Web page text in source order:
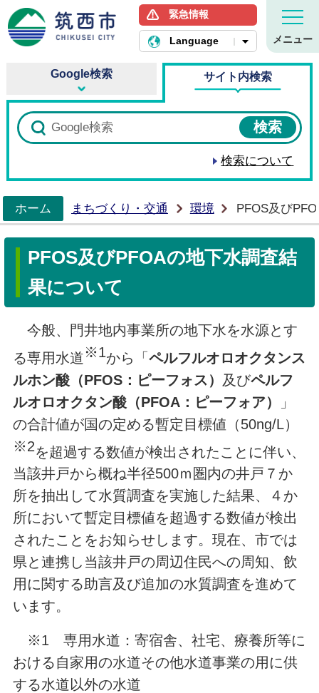
筑西市ホームページ
緊急情報
Language メニュー
Google検索 サイト内検索
検索について
ホーム
まちづくり・交通 環境 PFOS及び
PFOS及びPFOAの地下水調査結
果について
今般、門井地内事業所の地下水を水源とす
る専用水道※1から「ペルフルオロオクタンス
ルホン酸（PFOS：ピーフォス） 及びペルフ
ルオロオクタン酸（PFOA：ピーフォア）
」
の合計値が国の定める暫定目標値（50ng/L）
※2を超過する数値が検出されたことに伴い、
当該井戸から概ね半径500ｍ圏内の井戸７か
所を抽出して水質調査を実施した結果、４か
所において暫定目標値を超過する数値が検出
されたことをお知らせします。現在、市では
県と連携し当該井戸の周辺住民への周知、飲
用に関する助言及び追加の水質調査を進めて
います。
※1 専用水道：寄宿舎、社宅、療養所等に
おける自家用の水道その他水道事業の用に供
する水道以外の水道